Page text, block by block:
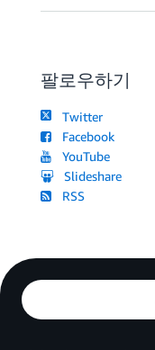
팔로우하기
Twitter
Facebook
YouTube
Slideshare
RSS